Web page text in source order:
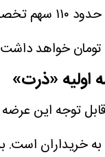
به هر کد
«ذرت»
توجه این
خریداران است.